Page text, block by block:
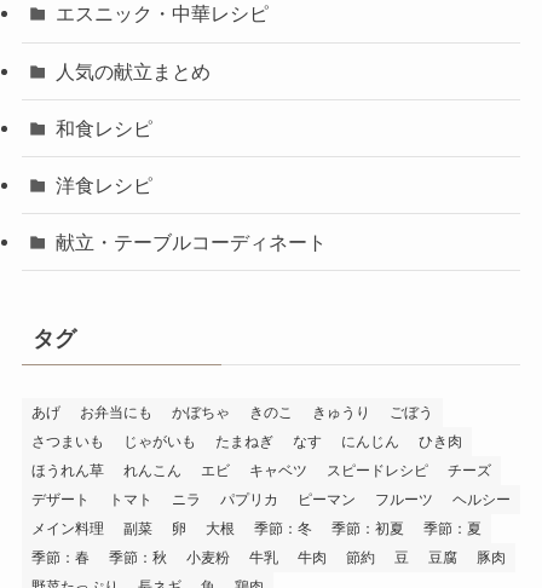
エスニック・中華レシピ
人気の献立まとめ
和食レシピ
洋食レシピ
献立・テーブルコーディネート
タグ
あげ お弁当にも かぼちゃ きのこ きゅうり
ごぼう
さつまいも
じゃがいも たまねぎ なす にんじん
ひき肉
ほうれん草
れんこん エビ キャベツ スピードレシピ
チーズ
デザート
トマト ニラ パプリカ ピーマン フルーツ
ヘルシー
メイン料理
副菜 卵 大根 季節：冬 季節：初夏
季節：夏
季節：春
季節：秋 小麦粉 牛乳 牛肉 節約 豆 豆腐
豚肉